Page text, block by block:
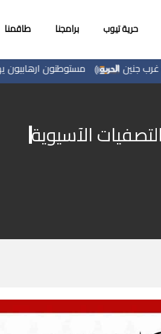
حرية تيوب برامجنا طاقمنا
مستوطنون ارهابيون
الآسيوية